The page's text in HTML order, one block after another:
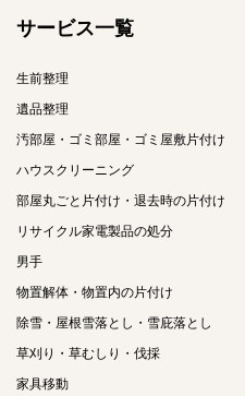
サービス一覧
生前整理
遺品整理
汚部屋・ゴミ部屋・ゴミ屋敷片付け
ハウスクリーニング
部屋丸ごと片付け・退去時の片付け
リサイクル家電製品の処分
男手
物置解体・物置内の片付け
除雪・屋根雪落とし・雪庇落とし
草刈り・草むしり・伐採
家具移動